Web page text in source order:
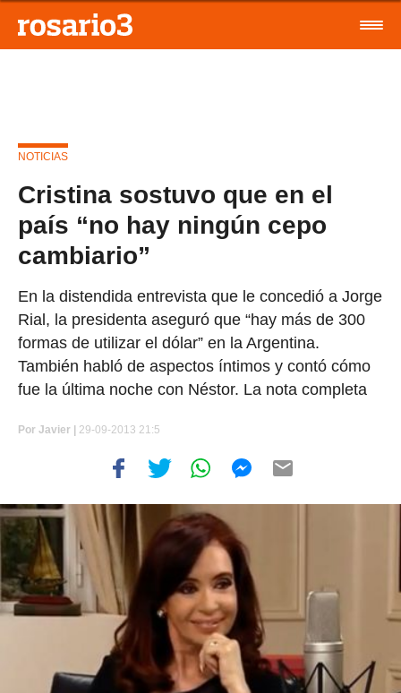
NOTICIAS
Cristina sostuvo que en el
país “no hay ningún cepo
cambiario”
En la distendida entrevista que le concedió a Jorge
Rial, la presidenta aseguró que “hay más de 300
formas de utilizar el dólar” en la Argentina.
También habló de aspectos íntimos y contó cómo
fue la última noche con Néstor. La nota completa
Por Javier | 29-09-2013 21:5